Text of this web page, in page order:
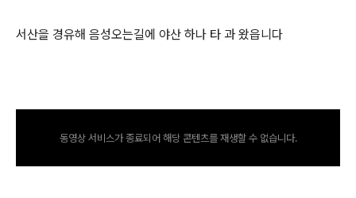
서산을 경유해 음성오는길에 야산 하나 타 과 왔읍니다
동영상 서비스가 종료되어 해당 콘텐츠를 재생할 수 없습니다.